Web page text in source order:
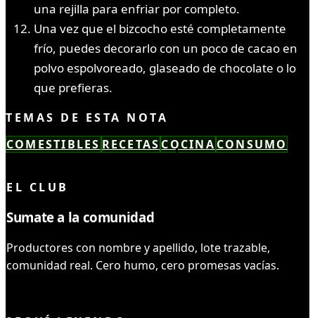
una rejilla para enfriar por completo.
Una vez que el bizcocho esté completamente
frío, puedes decorarlo con un poco de cacao en
polvo espolvoreado, glaseado de chocolate o lo
que prefieras.
TEMAS DE ESTA NOTA
COMESTIBLES RECETAS COCINA CONSUMO
EL CLUB
Sumate a la comunidad
Productores con nombre y apellido, lote trazable,
comunidad real. Cero humo, cero promesas vacías.